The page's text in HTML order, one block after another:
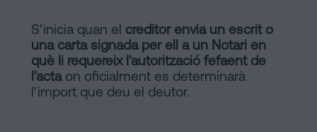
S'inicia quan el creditor envia un escrit o
una carta signada per ell a un Notari en
què li requereix l'autorització fefaent de
l'actaon oficialment es determinarà
l'import que deu el deutor.